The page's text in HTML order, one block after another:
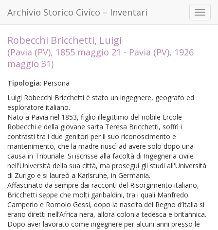
Archivio Storico Civico – Inventari
Robecchi Bricchetti, Luigi
(Pavia (PV), 1855 maggio 21 - Pavia (PV), 1926
maggio 31)
Tipologia: Persona
Luigi Robecchi Bricchetti è stato un ingegnere, geografo ed
esploratore italiano.
Nato a Pavia nel 1853, figlio illegittimo del nobile Ercole
Robecchi e della giovane sarta Teresa Bricchetti, soffrì i
contrasti tra i due genitori per il suo riconoscimento e
mantenimento, che la madre riuscì ad avere solo dopo una
causa in Tribunale. Si iscrisse alla facoltà di Ingegneria civile
nell'Università della sua città, ma proseguì gli studi all'Università
di Zurigo e si laureò a Karlsruhe, in Germania.
Affascinato da sempre dai racconti del Risorgimento italiano,
Bricchetti seppe che molti garibaldini, tra i quali Manfredo
Camperio e Romolo Gessi, dopo la nascita del Regno d’Italia si
erano diretti nell’Africa nera, allora colonia tedesca e britannica.
Dopo aver lavorato come ingegnere per alcuni anni presso le